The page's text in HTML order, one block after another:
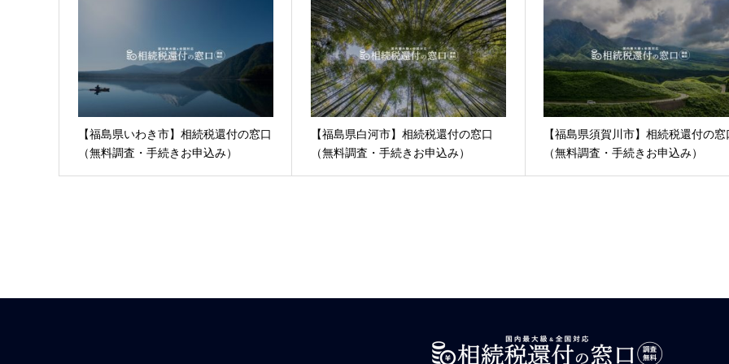
【福島県いわき市】相続税還付の窓口
（無料調査・手続きお申込み）
【福島県白河市】相続税還付の窓口
（無料調査・手続きお申込み）
【福島県須賀川市】相続税還付の窓
（無料調査・手続きお申込み）